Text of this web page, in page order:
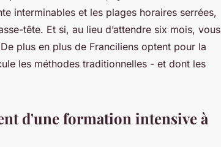
interminables et les plages horaires serrées,
tête. Et si, au lieu d’attendre six mois, vous
plus en plus de Franciliens optent pour la
les méthodes traditionnelles - et dont les
d'une formation intensive à